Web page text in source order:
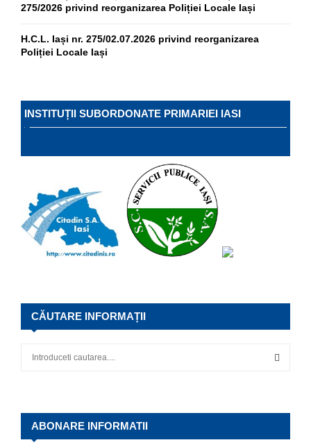
275/2026 privind reorganizarea Poliției Locale Iași
H.C.L. Iași nr. 275/02.07.2026 privind reorganizarea
Poliției Locale Iași
INSTITUȚII SUBORDONATE PRIMARIEI IASI
CĂUTARE INFORMAȚII
f
E
A
ABONARE INFORMATII